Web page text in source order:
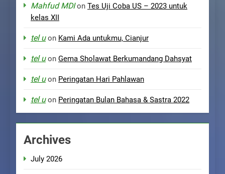
Mahfud MDIon Tes Uji Coba US – 2023 untuk
kelas XII
tel uon Kami Ada untukmu, Cianjur
tel uon Gema Sholawat Berkumandang Dahsyat
tel uon Peringatan Hari Pahlawan
tel uon Peringatan Bulan Bahasa & Sastra 2022
Archives
July 2026